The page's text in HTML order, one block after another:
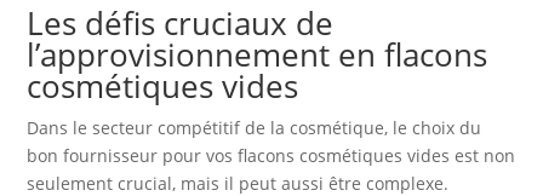
Les défis cruciaux de
l’approvisionnement en flacons
cosmétiques vides
Dans le secteur compétitif de la cosmétique, le choix du
bon fournisseur pour vos flacons cosmétiques vides est non
seulement crucial, mais il peut aussi être complexe.